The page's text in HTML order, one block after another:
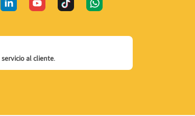
servicio al cliente.